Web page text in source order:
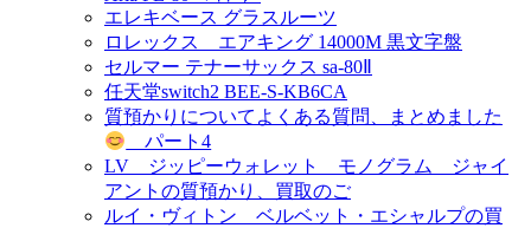
エレキベース グラスルーツ
ロレックス エアキング 14000M 黒文字盤
セルマー テナーサックス sa-80Ⅱ
任天堂switch2 BEE-S-KB6CA
質預かりについてよくある質問、まとめました
パート4
LV ジッピーウォレット モノグラム ジャイ
アントの質預かり、買取のご
ルイ・ヴィトン ベルベット・エシャルプの買